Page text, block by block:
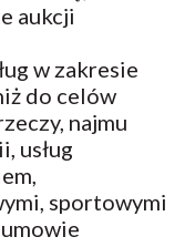
aukcji
w zakresie
do celów
najmu
usług
sportowymi